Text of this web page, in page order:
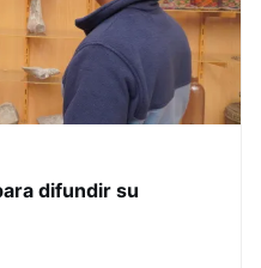
difundir su